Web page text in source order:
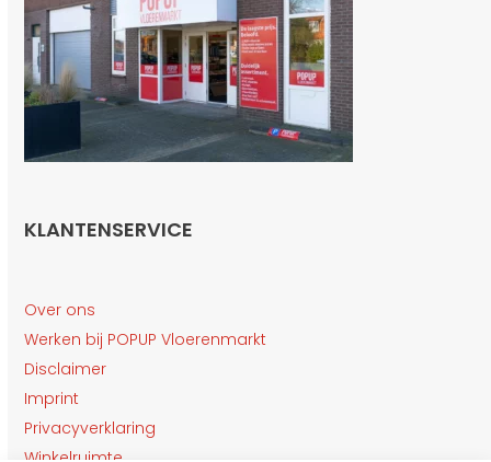
KLANTENSERVICE
Over ons
Werken bij POPUP Vloerenmarkt
Disclaimer
Imprint
Privacyverklaring